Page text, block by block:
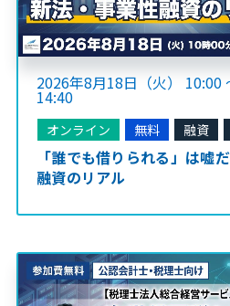
2026年8月18日（火） 10:00
14:40
オンライン 無料 融資
「誰でも借りられる」は嘘
融資のリアル